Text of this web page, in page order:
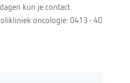
kun je contact
oncologie: 0413 - 40